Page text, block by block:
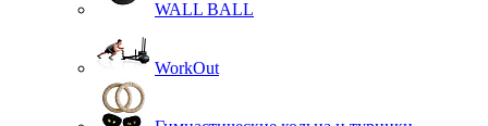
WALL BALL
WorkOut